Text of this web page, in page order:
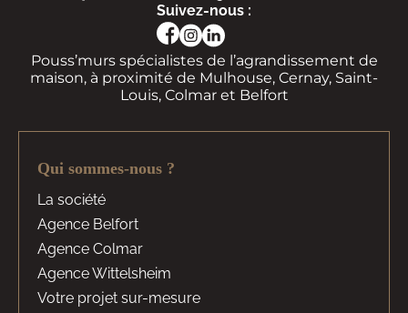
Suivez-nous :
Pouss’murs spécialistes de l’agrandissement de
maison, à proximité de Mulhouse, Cernay, Saint-
Louis, Colmar et Belfort
Qui sommes-nous ?
La société
Agence Belfort
Agence Colmar
Agence Wittelsheim
Votre projet sur-mesure